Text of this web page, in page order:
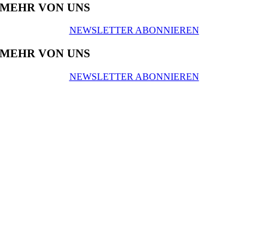
MEHR VON UNS
NEWSLETTER ABONNIEREN
MEHR VON UNS
NEWSLETTER ABONNIEREN